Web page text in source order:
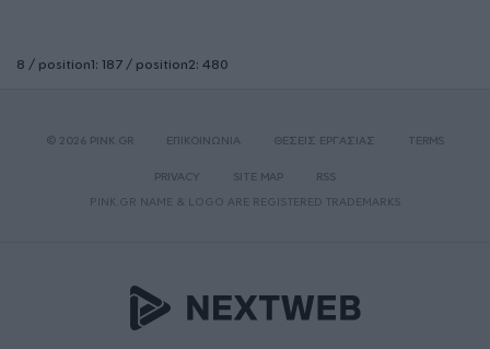
8 / position1: 187 / position2: 480
© 2026 PINK.GR ΕΠΙΚΟΙΝΩΝΙΑ ΘΕΣΕΙΣ ΕΡΓΑΣΙΑΣ TERMS
PRIVACY SITE MAP
RSS
PINK.GR NAME & LOGO ARE REGISTERED TRADEMARKS